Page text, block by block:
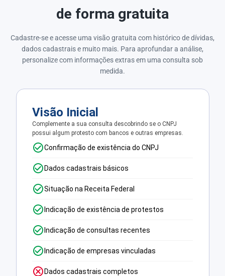
de forma gratuita
Cadastre-se e acesse uma visão gratuita com histórico de dívidas,
dados cadastrais e muito mais. Para aprofundar a análise,
personalize com informações extras em uma consulta sob
medida.
Visão Inicial
Complemente a sua consulta descobrindo se o CNPJ
possui algum protesto com bancos e outras empresas.
Confirmação de existência do CNPJ
Dados cadastrais básicos
Situação na Receita Federal
Indicação de existência de protestos
Indicação de consultas recentes
Indicação de empresas vinculadas
Dados cadastrais completos